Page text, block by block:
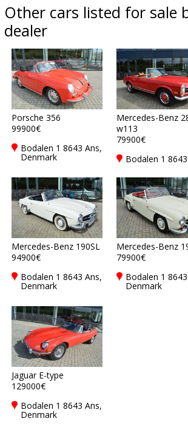
Other cars listed for sale
dealer
Porsche 356
99900€
Bodalen 1 8643 Ans,
Denmark
Mercedes-Benz
w113
79900€
Bodalen 1
Mercedes-Benz 190SL
94900€
Bodalen 1 8643 Ans,
Denmark
Mercedes-Benz
79900€
Bodalen 1
Denmark
Jaguar E-type
129000€
Bodalen 1 8643 Ans,
Denmark